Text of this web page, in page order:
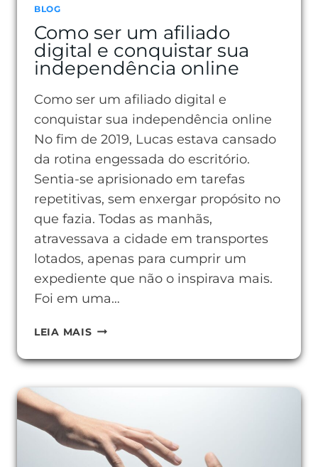
BLOG
Como ser um afiliado
digital e conquistar sua
independência online
Como ser um afiliado digital e
conquistar sua independência online
No fim de 2019, Lucas estava cansado
da rotina engessada do escritório.
Sentia-se aprisionado em tarefas
repetitivas, sem enxergar propósito no
que fazia. Todas as manhãs,
atravessava a cidade em transportes
lotados, apenas para cumprir um
expediente que não o inspirava mais.
Foi em uma…
LEIA MAISCOMO
AFILIADO
E
CONQUISTAR